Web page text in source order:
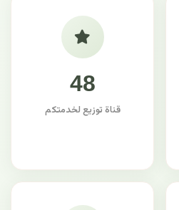
48
قناة توزيع لخدمتكم